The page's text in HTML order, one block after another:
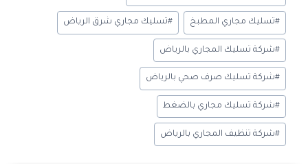
#تسليك مجاري المطبخ #تسليك مجاري شرق الرياض
#شركة تسليك المجاري بالرياض
#شركة تسليك صرف صحي بالرياض
#شركة تسليك مجاري بالضغط
#شركة تنظيف المجاري بالرياض